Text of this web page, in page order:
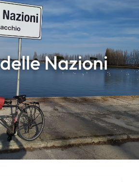
Nazioni